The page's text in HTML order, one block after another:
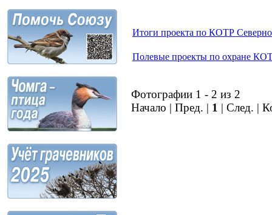
Итоги проекта по КОТР
Полевые проекты по охране
Фотографии 1 - 2 из 2
Начало | Пред. | 1 | След. |